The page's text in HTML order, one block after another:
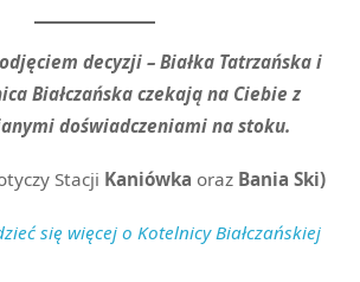
decyzji – Białka Tatrzańska i
Białczańska czekają na Ciebie z
doświadczeniami na stoku.
Stacji Kaniówka oraz Bania Ski)
się więcej o Kotelnicy Białczańskiej